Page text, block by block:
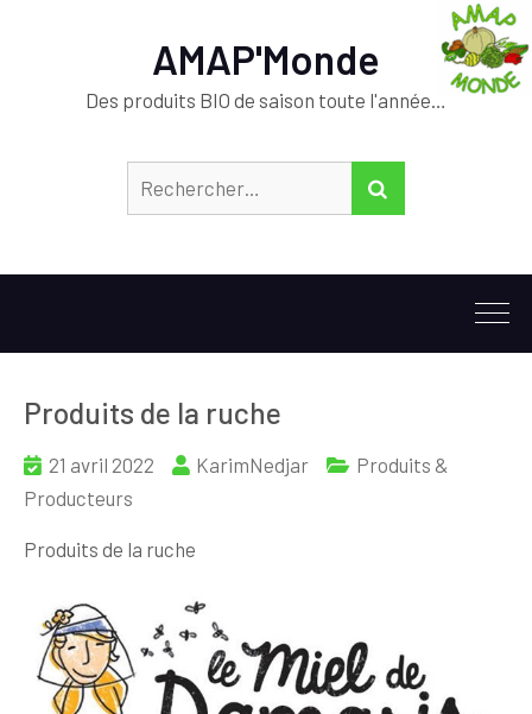
AMAP'Monde
Des produits BIO de saison toute l'année…
Produits de la ruche
21 avril 2022 KarimNedjar
Produits &
Producteurs
Produits de la ruche